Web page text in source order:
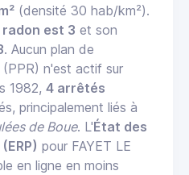
(densité 30 hab/km²).
est 3 et son
. Aucun plan de
n'est actif sur
1982, 4 arrêtés
principalement liés à
de Boue. L'État des
pour FAYET LE
en ligne en moins